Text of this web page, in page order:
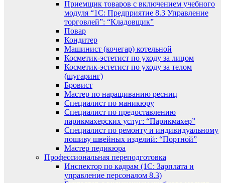
Приемщик товаров с включением учебного
модуля “1С: Предприятие 8.3 Управление
торговлей”: “Кладовщик”
Повар
Кондитер
Машинист (кочегар) котельной
Косметик-эстетист по уходу за лицом
Косметик-эстетист по уходу за телом
(шугаринг)
Бровист
Мастер по наращиванию ресниц
Специалист по маникюру
Специалист по предоставлению
парикмахерских услуг: “Парикмахер”
Специалист по ремонту и индивидуальному
пошиву швейных изделий: “Портной”
Мастер педикюра
Профессиональная переподготовка
Инспектор по кадрам (1С: Зарплата и
управление персоналом 8.3)